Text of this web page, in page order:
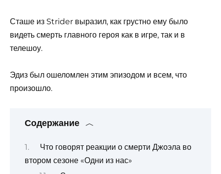
Сташе из Strider выразил, как грустно ему было
видеть смерть главного героя как в игре, так и в
телешоу.
Эдиз был ошеломлен этим эпизодом и всем, что
произошло.
Содержание
Что говорят реакции о смерти Джоэла во
втором сезоне «Одни из нас»